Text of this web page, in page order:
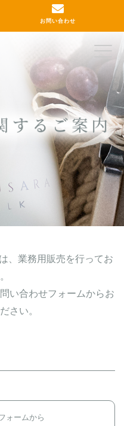
お問い合わせ
、業務用販売を行ってお
い合わせフォームからお
さい。
ォームから